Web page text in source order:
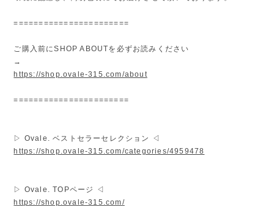
=======================
ご購入前にSHOP ABOUTを必ずお読みください
→
https://shop.ovale-315.com/about
=======================
▷ Ovale. ベストセラーセレクション ◁
https://shop.ovale-315.com/categories/4959478
▷ Ovale. TOPページ ◁
https://shop.ovale-315.com/